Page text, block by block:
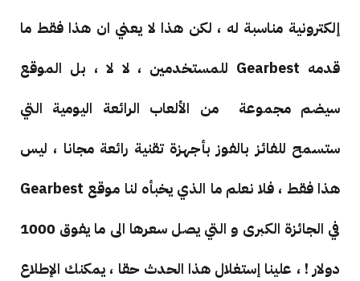
إلكترونية مناسبة له ، لكن هذا لا يعني ان هذا فقط ما
قدمه Gearbest للمستخدمين ، لا لا ، بل الموقع
سيضم مجموعة من الألعاب الرائعة اليومية التي
ستسمح للفائز بالفوز بأجهزة تقنية رائعة مجانا ، ليس
هذا فقط ، فلا نعلم ما الذي يخبأه لنا موقع Gearbest
في الجائزة الكبرى و التي يصل سعرها الى ما يفوق 1000
دولار ! ، علينا إستغلال هذا الحدث حقا ، يمكنك الإطلاع